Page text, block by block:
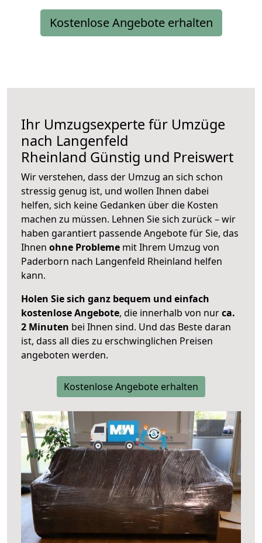
Kostenlose Angebote erhalten
Ihr Umzugsexperte für Umzüge
nach Langenfeld
Rheinland Günstig und Preiswert
Wir verstehen, dass der Umzug an sich schon
stressig genug ist, und wollen Ihnen dabei
helfen, sich keine Gedanken über die Kosten
machen zu müssen. Lehnen Sie sich zurück – wir
haben garantiert passende Angebote für Sie, das
Ihnen ohne Probleme mit Ihrem Umzug von
Paderborn nach Langenfeld Rheinland helfen
kann.
Holen Sie sich ganz bequem und einfach
kostenlose Angebote, die innerhalb von nurca.
2 Minuten bei Ihnen sind. Und das Beste daran
ist, dass all dies zu erschwinglichen Preisen
angeboten werden.
Kostenlose Angebote erhalten